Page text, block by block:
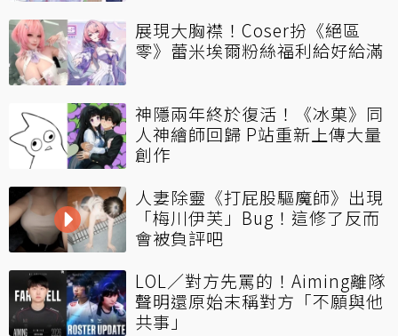
展現大胸襟！Coser扮《絕區
零》蕾米埃爾粉絲福利給好給滿
神隱兩年終於復活！《冰菓》同
人神繪師回歸 P站重新上傳大量
創作
人妻除靈《打屁股驅魔師》出現
「梅川伊芙」Bug！這修了反而
會被負評吧
LOL／對方先罵的！Aiming離隊
聲明還原始末稱對方「不願與他
共事」